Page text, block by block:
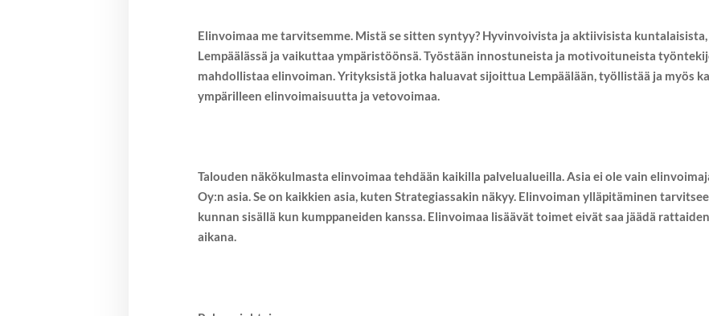
Elinvoimaa me tarvitsemme. Mistä se sitten syntyy? Hyvinvoivista ja aktiivisista
Lempäälässä ja vaikuttaa ympäristöönsä. Työstään innostuneista ja motivoituneista
mahdollistaa elinvoiman. Yrityksistä jotka haluavat sijoittua Lempäälään, työllistää ja myös
ympärilleen elinvoimaisuutta ja vetovoimaa.
Talouden näkökulmasta elinvoimaa tehdään kaikilla palvelualueilla. Asia ei ole vain
Oy:n asia. Se on kaikkien asia, kuten Strategiassakin näkyy. Elinvoiman ylläpitäminen
kunnan sisällä kun kumppaneiden kanssa. Elinvoimaa lisäävät toimet eivät saa jäädä
aikana.